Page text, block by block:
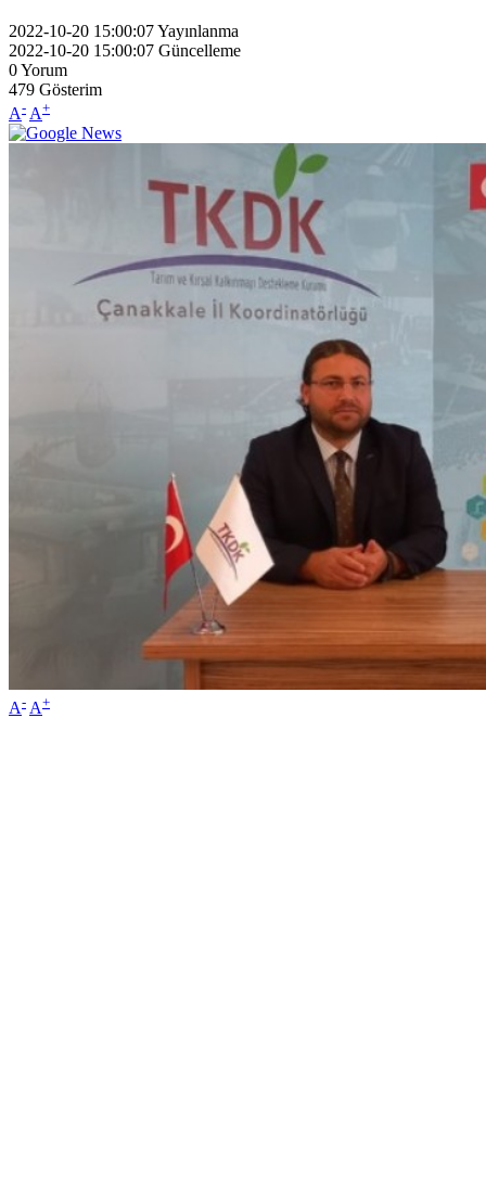
2022-10-20 15:00:07Yayınlanma
2022-10-20 15:00:07 Güncelleme
0Yorum
479 Gösterim
A- A+
A- A+